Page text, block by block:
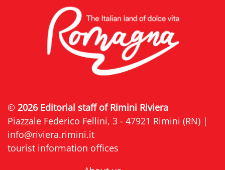
© 2026 Editorial staff of Rimini Riviera
Piazzale Federico Fellini, 3 - 47921 Rimini (RN) |
info@riviera.rimini.it
tourist information offices